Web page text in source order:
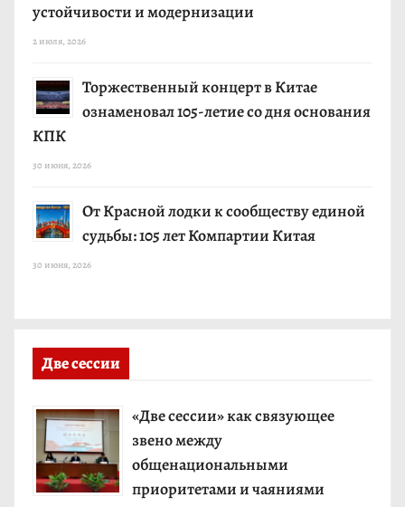
устойчивости и модернизации
2 июля, 2026
Торжественный концерт в Китае
ознаменовал 105-летие со дня основания
КПК
30 июня, 2026
От Красной лодки к сообществу единой
судьбы: 105 лет Компартии Китая
30 июня, 2026
Две сессии
«Две сессии» как связующее
звено между
общенациональными
приоритетами и чаяниями